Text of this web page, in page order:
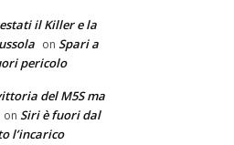
il Killer e la
on Spari a
pericolo
del M5S ma
on Siri è fuori dal
l’incarico